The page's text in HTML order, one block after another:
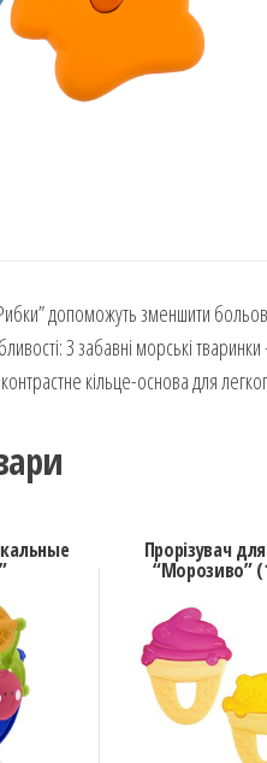
допоможуть зменшити
3 забавні морські
кільце-основа для
Прорізувач
“Морозиво”